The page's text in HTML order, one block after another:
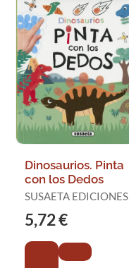
Dinosaurios. Pinta
con los Dedos
SUSAETA EDICIONES
5,72 €